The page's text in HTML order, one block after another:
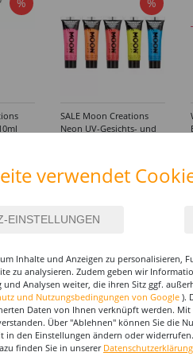
SALE Moon Creations
Neon UV-Gesichts- und
(1 l = 165.83 EUR)
verwendet
Inhalte und Anzeigen zu
zu analysieren. Zudem geben wir
und Analysen weiter, die ihren Sitz ggf.
und Nutzungsbedingungen von Google ).
Daten von Ihnen verknüpft werden.
Über "Ablehnen" können Sie die
in den Einstellungen ändern oder widerrufen.
finden Sie in unserer